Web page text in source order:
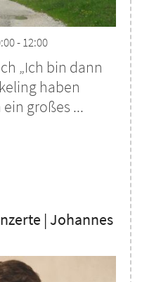
- 12:00
„Ich bin dann
haben
großes ...
| Johannes